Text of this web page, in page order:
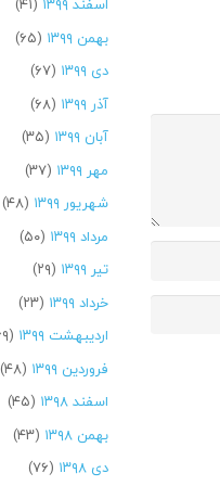
بهمن ۱۳۹۹
(۶۵)
دی ۱۳۹۹
(۶۷)
آذر ۱۳۹۹
(۶۸)
آبان ۱۳۹۹
(۳۵)
مهر ۱۳۹۹
(۳۷)
شهریور ۱۳۹۹
(۴۸)
مرداد ۱۳۹۹
(۵۰)
تیر ۱۳۹۹
(۲۹)
خرداد ۱۳۹۹
(۲۳)
اردیبهشت ۱۳۹۹
(۶۹)
فروردین ۱۳۹۹
(۴۸)
اسفند ۱۳۹۸
(۴۵)
بهمن ۱۳۹۸
(۴۳)
دی ۱۳۹۸
(۷۶)